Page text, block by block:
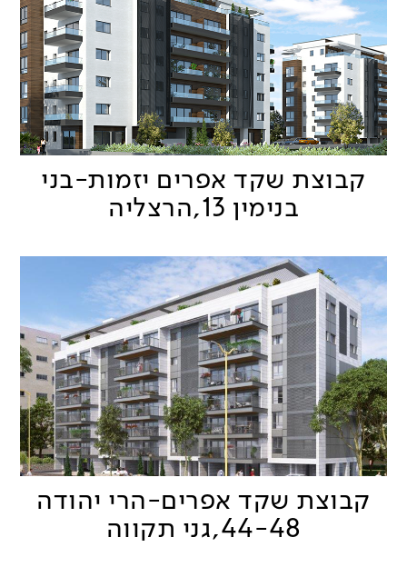
קבוצת שקד אפרים יזמות-בני
בנימין 13,הרצליה
קבוצת שקד אפרים-הרי יהודה
44-48,גני תקווה